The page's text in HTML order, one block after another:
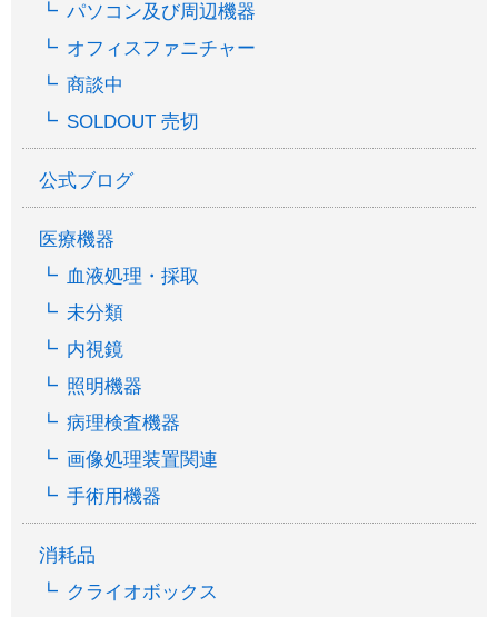
パソコン及び周辺機器
オフィスファニチャー
商談中
SOLDOUT 売切
公式ブログ
医療機器
血液処理・採取
未分類
内視鏡
照明機器
病理検査機器
画像処理装置関連
手術用機器
消耗品
クライオボックス